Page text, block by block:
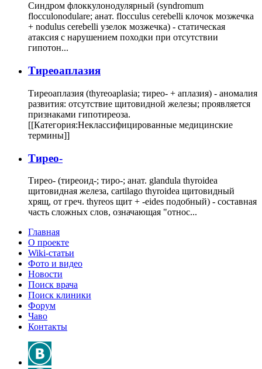
Синдром флоккулонодулярный (syndromum
flocculonodulare; анат. flocculus cerebelli клочок мозжечка
+ nodulus cerebelli узелок мозжечка) - статическая
атаксия с нарушением походки при отсутствии
гипотон...
Тиреоаплазия
Тиреоаплазия (thyreoaplasia; тирео- + аплазия) - аномалия
развития: отсутствие щитовидной железы; проявляется
признаками гипотиреоза.
[[Категория:Неклассифицированные медицинские
термины]]
Тирео-
Тирео- (тиреоид-; тиро-; анат. glandula thyroidea
щитовидная железа, cartilago thyroidea щитовидный
хрящ, от греч. thyreos щит + -eides подобный) - составная
часть сложных слов, означающая "относ...
Главная
О проекте
Wiki-статьи
Фото и видео
Новости
Поиск врача
Поиск клиники
Форум
Чаво
Контакты